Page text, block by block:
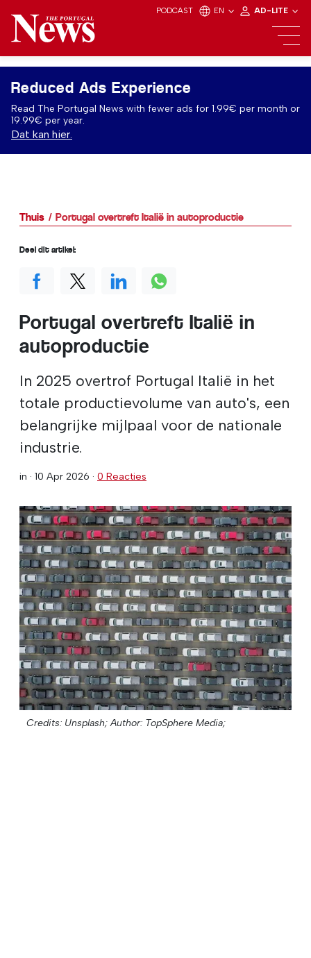
PODCAST EN AD-LITE
Reduced Ads Experience
Read The Portugal News with fewer ads for 1.99€ per month or
19.99€ per year.
Dat kan hier.
Thuis Portugal overtreft Italië in autoproductie
Portugal overtreft Italië in
autoproductie
In 2025 overtrof Portugal Italië in het
totale productievolume van auto's, een
belangrijke mijlpaal voor de nationale
industrie.
in · 10 Apr 2026 · 0 Reacties
Credits: Unsplash; Author: TopSphere Media;
Deel dit artikel: